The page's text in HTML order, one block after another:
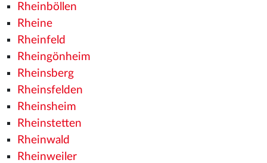
Rheinböllen
Rheine
Rheinfeld
Rheingönheim
Rheinsberg
Rheinsfelden
Rheinsheim
Rheinstetten
Rheinwald
Rheinweiler